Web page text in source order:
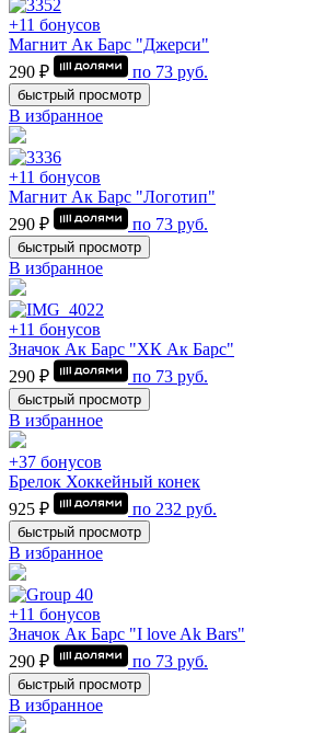
+11 бонусов
Магнит Ак Барс "Джерси"
290 ₽
по 73 руб.
быстрый просмотр
В избранное
+11 бонусов
Магнит Ак Барс "Логотип"
290 ₽
по 73 руб.
быстрый просмотр
В избранное
+11 бонусов
Значок Ак Барс "ХК Ак Барс"
290 ₽
по 73 руб.
быстрый просмотр
В избранное
+37 бонусов
Брелок Хоккейный конек
925 ₽
по 232 руб.
быстрый просмотр
В избранное
+11 бонусов
Значок Ак Барс "I love Ak Bars"
290 ₽
по 73 руб.
быстрый просмотр
В избранное